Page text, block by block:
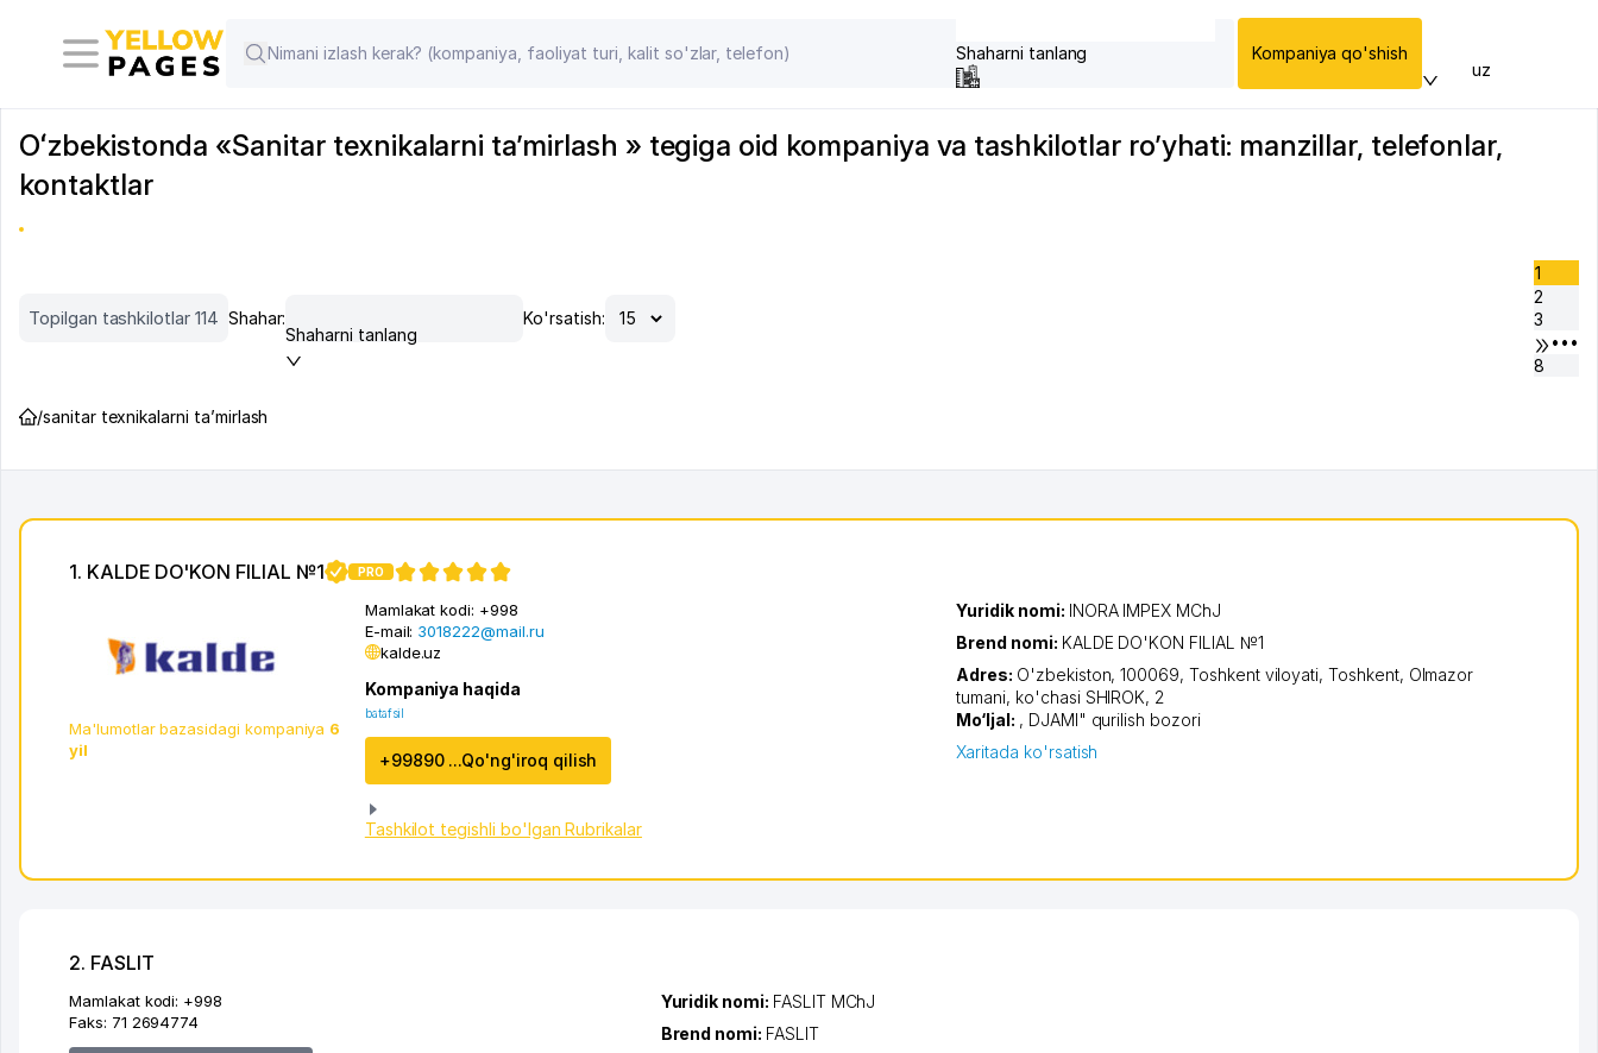
Shaharni tanlang Kompaniya qo'shish
uz
Oʻzbekistonda «Sanitar texnikalarni ta’mirlash » tegiga oid kompaniya va tashkilotlar ro’yhati: manzillar, telefonlar,
kontaktlar
Topilgan tashkilotlar 114 Shahar:
Shaharni tanlang
Ko'rsatish:
1
2
3
•••
8
/sanitar texnikalarni ta’mirlash
1. KALDE DO'KON FILIAL №1 PRO
Ma'lumotlar bazasidagi kompaniya 6
yil
Mamlakat kodi: +998
E-mail: 3018222@mail.ru
kalde.uz
Kompaniya haqida
batafsil
+99890 ...Qo'ng'iroq qilish
Tashkilot tegishli bo'lgan Rubrikalar
Yuridik nomi: INORA IMPEX MChJ
Brend nomi: KALDE DO'KON FILIAL №1
Adres: O'zbekiston, 100069, Toshkent viloyati,Toshkent, Olmazor
tumani, ko'chasi SHIROK, 2
Mo‘ljal: , DJAMI" qurilish bozori
Xaritada ko'rsatish
2. FASLIT
Mamlakat kodi: +998
Faks: 71 2694774
Yuridik nomi: FASLIT MChJ
Brend nomi: FASLIT